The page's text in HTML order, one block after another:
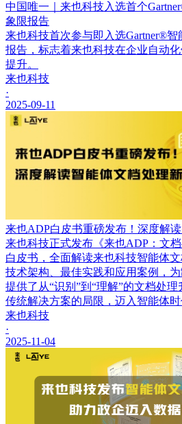
中国唯一｜来也科技入选首个
象限报告
来也科技首次参与即入选Gartner®
报告，标志着来也科技在企业自动
提升。
来也科技
·
2025-09-11
来也ADP白皮书重磅发布！深度解
来也科技正式发布《来也ADP：文
白皮书，全面解读来也科技智能体
技术架构、最佳实践和应用案例，
提供了从“识别”到“理解”的文档处
传统解决方案的局限，迈入智能体时
来也科技
·
2025-11-04